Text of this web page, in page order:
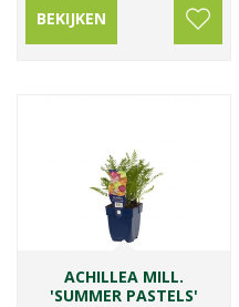
BEKIJKEN
ACHILLEA MILL.
'SUMMER PASTELS'